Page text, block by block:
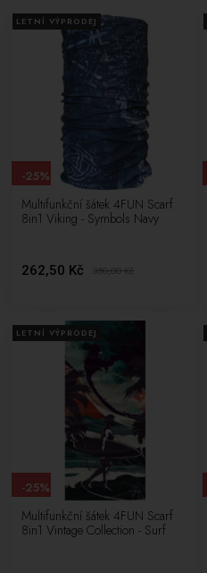
LETNÍ VÝPRODEJ
Multifunkční šátek 4FUN Scarf
8in1 Viking - Symbols Navy
262,50 Kč 350,00Kč
-25%
LETNÍ VÝPRODEJ
Multifunkční šátek 4FUN Scarf
8in1 Vintage Collection - Surf
-25%